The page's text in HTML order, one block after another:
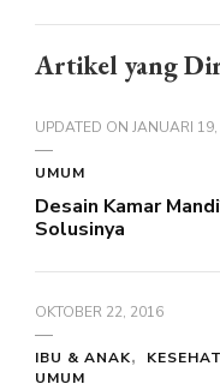
Artikel yang
UPDATED ON JANUARI
UMUM
Desain Kamar
Solusinya
OKTOBER 22, 2016
IBU & ANAK
UMUM